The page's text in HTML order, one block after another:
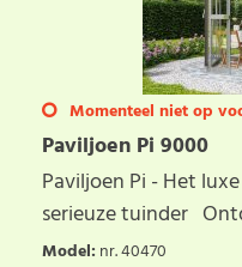
Momenteel niet op
Paviljoen Pi 9000
Paviljoen Pi - Het
serieuze tuinder
Model: nr. 40470